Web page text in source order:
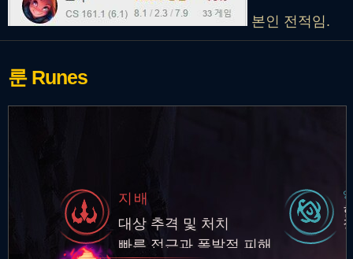
본인 전적임.
룬 Runes
지배
대상 추격 및 처치
빠른 접근과 폭발적 피해